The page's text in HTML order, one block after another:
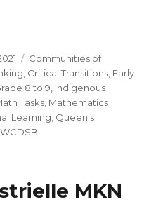
Categories
Communities of
Critical Transitions Early
8 to 9 Indigenous
Tasks Mathematics
Learning Queen's
,WCDSB
MKN